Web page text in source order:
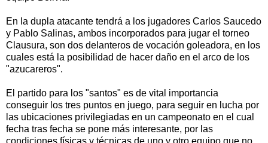
En la dupla atacante tendrá a los jugadores Carlos Saucedo
y Pablo Salinas, ambos incorporados para jugar el torneo
Clausura, son dos delanteros de vocación goleadora, en los
cuales está la posibilidad de hacer daño en el arco de los
"azucareros".
El partido para los "santos" es de vital importancia
conseguir los tres puntos en juego, para seguir en lucha por
las ubicaciones privilegiadas en un campeonato en el cual
fecha tras fecha se pone más interesante, por las
condiciones físicas y técnicas de uno y otro equipo que no